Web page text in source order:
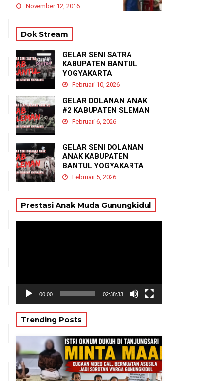
November 12, 2016
Dok Stream
GELAR SENI SATRA
KABUPATEN BANTUL
YOGYAKARTA
Februari 10, 2026
GELAR DOLANAN ANAK
#2 KABUPATEN SLEMAN
Februari 6, 2026
GELAR SENI DOLANAN
ANAK KABUPATEN
BANTUL YOGYAKARTA
Februari 5, 2026
Prestasi Anak Muda Gunungkidul
00:00 02:38:33
Trending Posts